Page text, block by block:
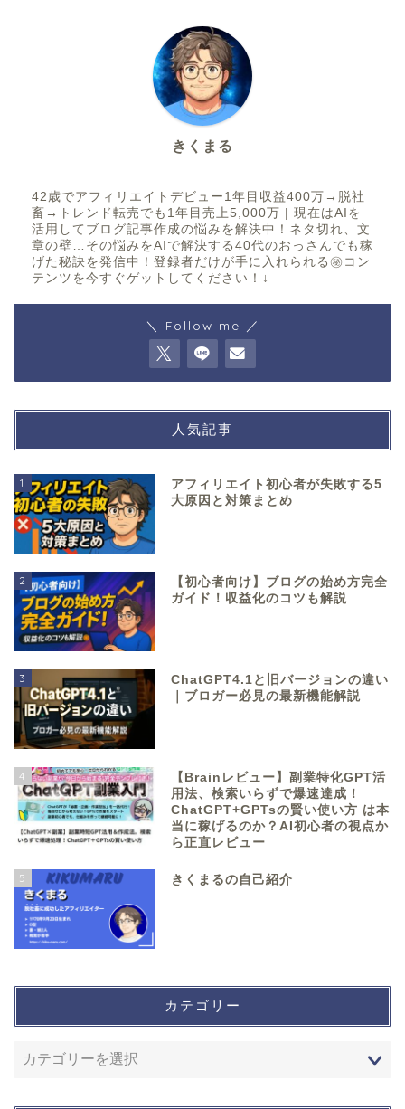
きくまる
42歳でアフィリエイトデビュー1年目収益400万→脱社
畜→トレンド転売でも1年目売上5,000万 | 現在はAIを
活用してブログ記事作成の悩みを解決中！ネタ切れ、文
章の壁…その悩みをAIで解決する40代のおっさんでも稼
げた秘訣を発信中！登録者だけが手に入れられる㊙コン
テンツを今すぐゲットしてください！↓
＼ Follow me ／
人気記事
1
アフィリエイト初心者が失敗する5
大原因と対策まとめ
2
【初心者向け】ブログの始め方完全
ガイド！収益化のコツも解説
3
ChatGPT4.1と旧バージョンの違い
｜ブロガー必見の最新機能解説
4
【Brainレビュー】副業特化GPT活
用法、検索いらずで爆速達成！
ChatGPT+GPTsの賢い使い方 は本
当に稼げるのか？AI初心者の視点か
ら正直レビュー
5 きくまるの自己紹介
カテゴリー